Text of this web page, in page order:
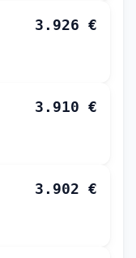
3.926 €
3.910 €
3.902 €